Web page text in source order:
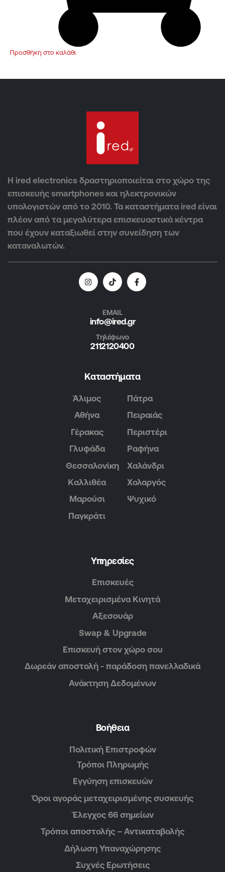
Προσθήκη στο καλάθι
Η ired electronics δραστηριοποιείται στο χώρο της
επισκευής smartphones και ηλεκτρονικών
υπολογιστών από το 2010. Τα καταστήματα ired είναι
πλέον από τα μεγαλύτερα επισκευαστικά κέντρα
που έχουν καταξιωθεί στην συνείδηση των
καταναλωτών.
EMAIL
info@ired.gr
Τηλέφωνο
2112120400
Καταστήματα
Άλιμος
Αθήνα
Γέρακας
Γλυφάδα
Θεσσαλονίκη
Καλλιθέα
Μαρούσι
Παγκράτι
Πάτρα
Πειραιάς
Περιστέρι
Ραφήνα
Χαλάνδρι
Χολαργός
Ψυχικό
Υπηρεσίες
Επισκευές
Μεταχειρισμένα Κινητά
Αξεσουάρ
Swap & Upgrade
Επισκευή στον χώρο σου
Δωρεάν αποστολή - παράδοση πανελλαδικά
Ανάκτηση Δεδομένων
Βοήθεια
Πολιτική Επιστροφών
Τρόποι Πληρωμής
Εγγύηση επισκευών
Όροι αγοράς μεταχειρισμένης συσκευής
Έλεγχος 66 σημείων
Τρόποι αποστολής – Αντικαταβολής
Δήλωση Υπαναχώρησης
Συχνές Ερωτήσεις